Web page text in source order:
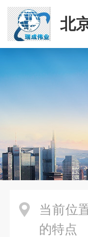
北
司
当前位
的特点